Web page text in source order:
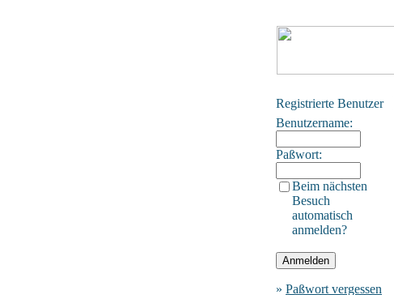
Registrierte Benutzer
Benutzername:
Paßwort:
Beim nächsten
Besuch
automatisch
anmelden?
» Paßwort vergessen